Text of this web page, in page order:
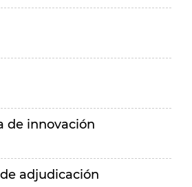
de innovación
adjudicación